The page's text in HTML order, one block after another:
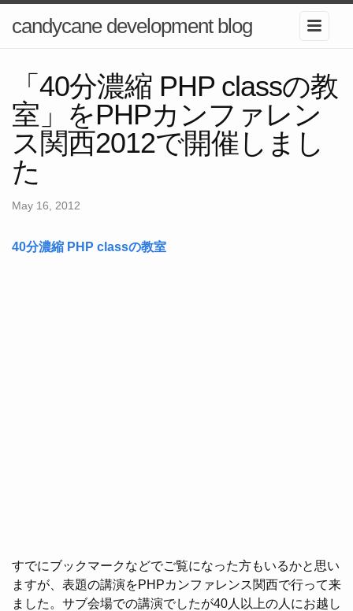
candycane development blog
「40分濃縮 PHP classの教
室」をPHPカンファレン
ス関西2012で開催しまし
た
May 16, 2012
40分濃縮 PHP classの教室
すでにブックマークなどでご覧になった方もいるかと思い
ますが、表題の講演をPHPカンファレンス関西で行って来
ました。サブ会場での講演でしたが40人以上の人にお越し